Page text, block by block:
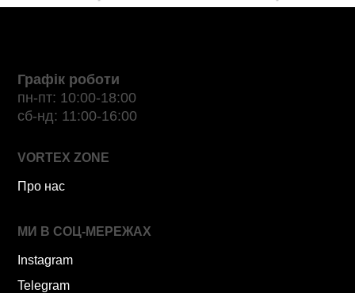
Графік роботи
пн-пт: 10:00-18:00
сб-нд: 11:00-16:00
VORTEX ZONE
Про нас
МИ В СОЦ-МЕРЕЖАХ
Instagram
Telegram